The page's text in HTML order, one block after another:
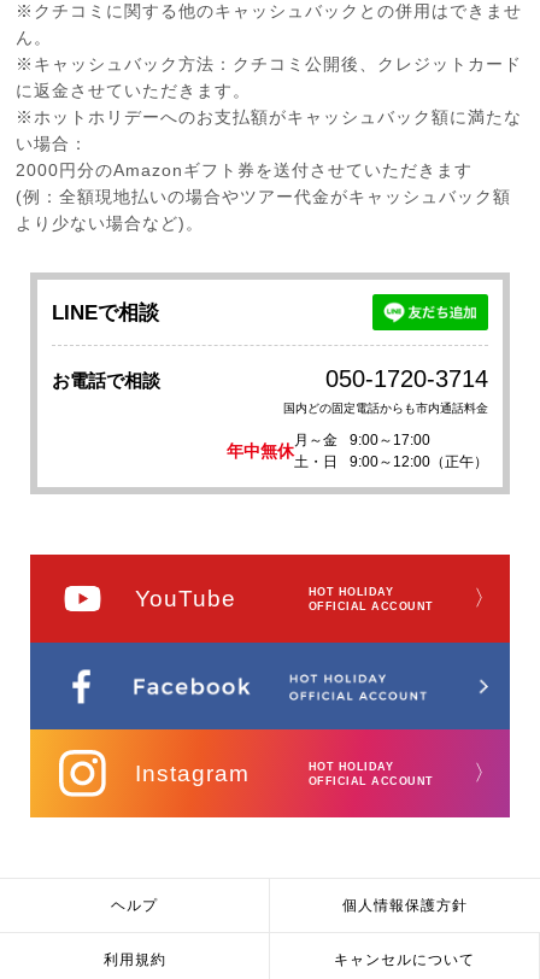
※クチコミに関する他のキャッシュバックとの併用はできませ
ん。
※キャッシュバック方法：クチコミ公開後、クレジットカード
に返金させていただきます。
※ホットホリデーへのお支払額がキャッシュバック額に満たな
い場合：
2000円分のAmazonギフト券を送付させていただきます
(例：全額現地払いの場合やツアー代金がキャッシュバック額
より少ない場合など)。
LINEで相談
お電話で相談 050-1720-3714
国内どの固定電話からも市内通話料金
年中無休
月～金
9:00～17:00
土・日
9:00～12:00（正午）
YouTube
HOT HOLIDAY
OFFICIAL ACCOUNT
〉
Instagram
HOT HOLIDAY
OFFICIAL ACCOUNT
〉
ヘルプ 個人情報保護方針
利用規約 キャンセルについて